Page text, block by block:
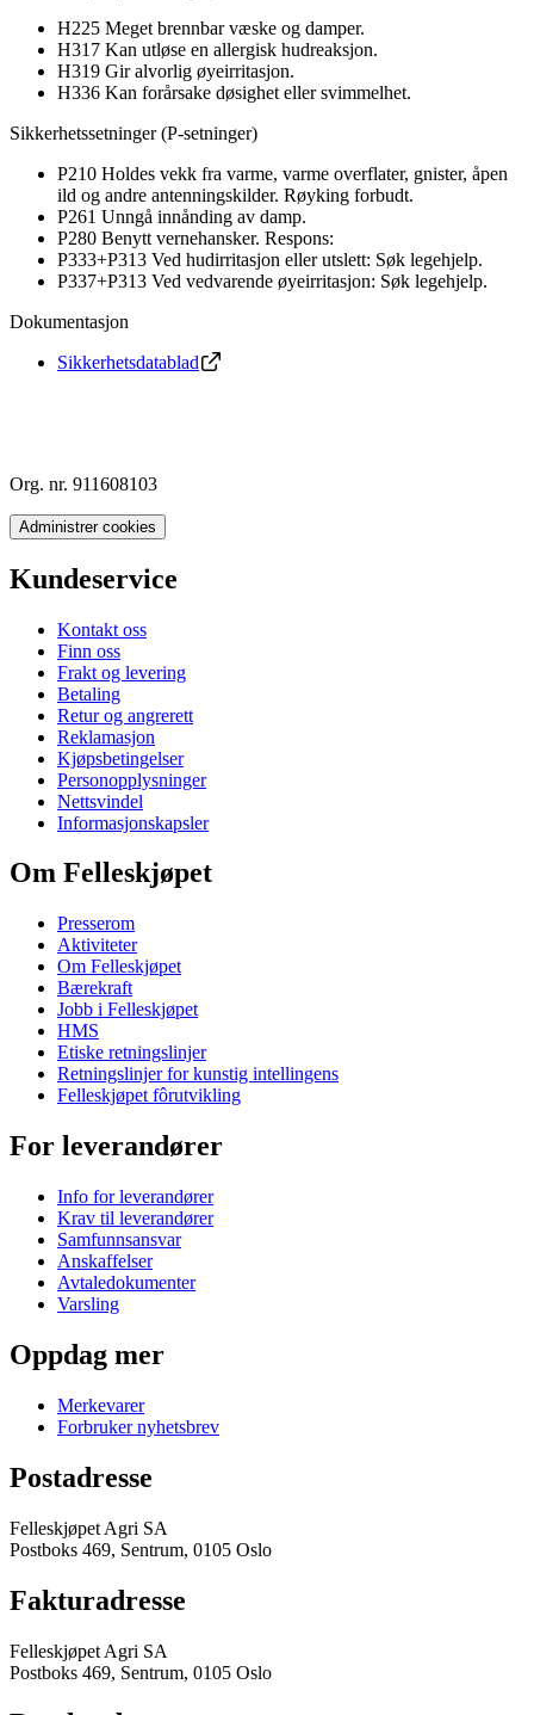
H225 Meget brennbar væske og damper.
H317 Kan utløse en allergisk hudreaksjon.
H319 Gir alvorlig øyeirritasjon.
H336 Kan forårsake døsighet eller svimmelhet.
Sikkerhetssetninger (P-setninger)
P210 Holdes vekk fra varme, varme overflater, gnister, åpen
ild og andre antenningskilder. Røyking forbudt.
P261 Unngå innånding av damp.
P280 Benytt vernehansker. Respons:
P333+P313 Ved hudirritasjon eller utslett: Søk legehjelp.
P337+P313 Ved vedvarende øyeirritasjon: Søk legehjelp.
Dokumentasjon
Sikkerhetsdatablad
Org. nr. 911608103
Administrer cookies
Kundeservice
Kontakt oss
Finn oss
Frakt og levering
Betaling
Retur og angrerett
Reklamasjon
Kjøpsbetingelser
Personopplysninger
Nettsvindel
Informasjonskapsler
Om Felleskjøpet
Presserom
Aktiviteter
Om Felleskjøpet
Bærekraft
Jobb i Felleskjøpet
HMS
Etiske retningslinjer
Retningslinjer for kunstig intellingens
Felleskjøpet fôrutvikling
For leverandører
Info for leverandører
Krav til leverandører
Samfunnsansvar
Anskaffelser
Avtaledokumenter
Varsling
Oppdag mer
Merkevarer
Forbruker nyhetsbrev
Postadresse
Felleskjøpet Agri SA
Postboks 469, Sentrum, 0105 Oslo
Fakturadresse
Felleskjøpet Agri SA
Postboks 469, Sentrum, 0105 Oslo